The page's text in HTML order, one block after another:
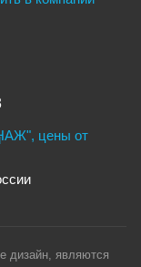
дизайн, являются